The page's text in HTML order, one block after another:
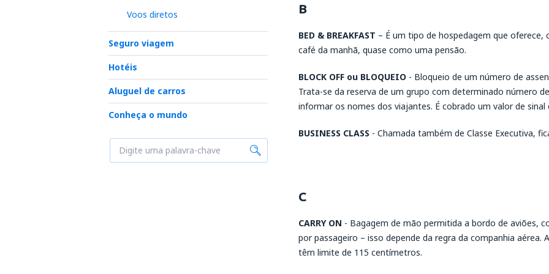
Voos diretos
Seguro viagem
Hotéis
Aluguel de carros
Conheça o mundo
B
BED & BREAKFAST – É um tipo de hospedagem que
café da manhã, quase como uma pensão.
BLOCK OFF ou BLOQUEIO - Bloqueio de um número de
Trata-se da reserva de um grupo com determinado número
informar os nomes dos viajantes. É cobrado um valor de sinal
BUSINESS CLASS - Chamada também de Classe Executiva,
C
CARRY ON - Bagagem de mão permitida a bordo de aviões,
por passageiro – isso depende da regra da companhia
têm limite de 115 centímetros.